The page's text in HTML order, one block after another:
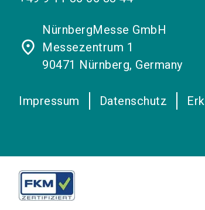
place
NürnbergMesse GmbH
Messezentrum 1
90471 Nürnberg, Germany
Impressum Datenschutz